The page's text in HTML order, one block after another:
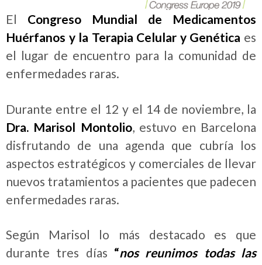
El Congreso Mundial de Medicamentos
Huérfanos y la Terapia Celular y Genética es
el lugar de encuentro para la comunidad de
enfermedades raras.
Durante entre el 12 y el 14 de noviembre, la
Dra. Marisol Montolio, estuvo en Barcelona
disfrutando de una agenda que cubría los
aspectos estratégicos y comerciales de llevar
nuevos tratamientos a pacientes que padecen
enfermedades raras.
Según Marisol lo más destacado es que
durante tres días “nos reunimos todas las